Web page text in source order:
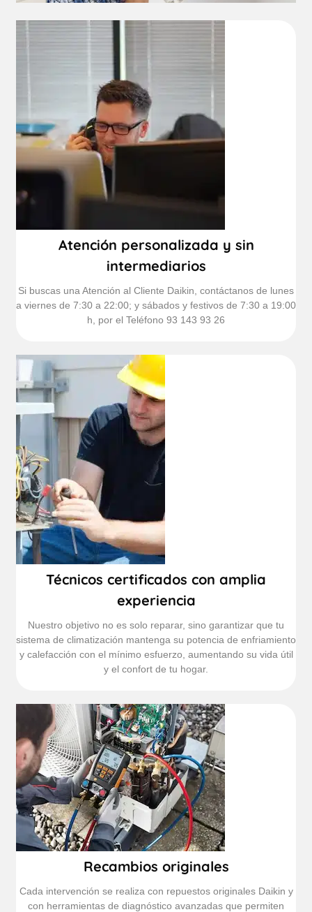
Atención personalizada y sin
intermediarios
Si buscas una Atención al Cliente Daikin, contáctanos de lunes
a viernes de 7:30 a 22:00; y sábados y festivos de 7:30 a 19:00
h, por el Teléfono 93 143 93 26
Técnicos certificados con amplia
experiencia
Nuestro objetivo no es solo reparar, sino garantizar que tu
sistema de climatización mantenga su potencia de enfriamiento
y calefacción con el mínimo esfuerzo, aumentando su vida útil
y el confort de tu hogar.
Recambios originales
Cada intervención se realiza con repuestos originales Daikin y
con herramientas de diagnóstico avanzadas que permiten